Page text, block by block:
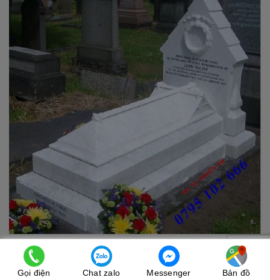
Gọi điện Chat zalo Messenger Bản đồ